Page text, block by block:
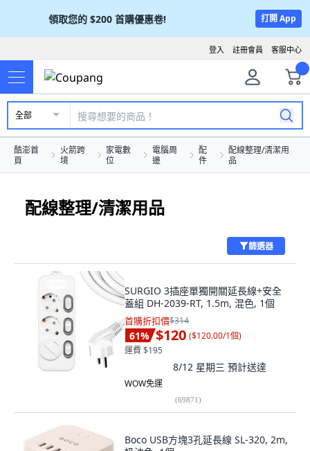
領取您的 $200 首購優惠卷! 打開 App
客服中心
註冊會員
登入
全部
酷澎首
頁
火箭跨
境
家電數
位
電腦周
邊
配
件
配線整理/清潔用
品
配線整理/清潔用品
篩選器
SURGIO 3插座單獨開關延長線+安全
蓋組 DH-2039-RT, 1.5m, 混色, 1個
首購折扣價$314
61% $120 ($120.00/1個)
運費 $195
8/12 星期三 預計送達
WOW免運
(69871)
Boco USB方塊3孔延長線 SL-320, 2m,